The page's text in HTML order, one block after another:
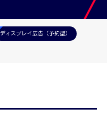
ディスプレイ広告（予約型）